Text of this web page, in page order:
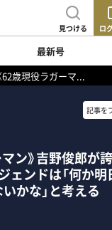
見つける ロ
最新号
62歳現役ラガーマ...
記事を
ン》吉野俊郎が
ンドは「何か明
かな」と考える